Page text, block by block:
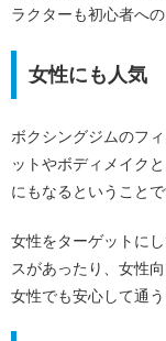
ラクターも初心者へ
女性にも人気
ボクシングジムのフ
ットやボディメイク
にもなるということで
女性をターゲットに
スがあったり、女性
女性でも安心して通う